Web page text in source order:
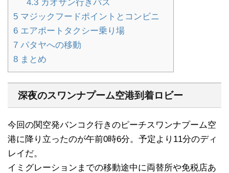
4.3カオサン行きバス
5 マジックフードポイントとコンビニ
6 エアポートタクシー乗り場
7 パタヤへの移動
8 まとめ
深夜のスワンナプーム空港到着ロビー
今回の関空発バンコク行きのピーチスワンナプーム空
港に降り立ったのが午前0時6分。予定より11分のディ
レイだ。
イミグレーションまでの移動途中に両替所や免税店あ